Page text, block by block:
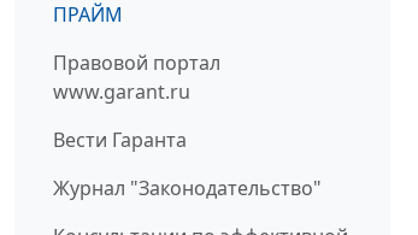
ПРАЙМ
Правовой портал
www.garant.ru
Вести Гаранта
Журнал "Законодательство"